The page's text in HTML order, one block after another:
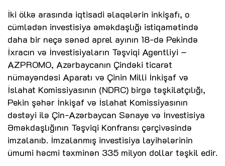
İki ölkə arasında iqtisadi əlaqələrin inkişafı, o
cümlədən investisiya əməkdaşlığı istiqamətində
daha bir neçə sənəd aprel ayının 18-də Pekində
İxracın və İnvestisiyaların Təşviqi Agentliyi –
AZPROMO, Azərbaycanın Çindəki ticarət
nümayəndəsi Aparatı və Çinin Milli İnkişaf və
İslahat Komissiyasının (NDRC) birgə təşkilatçılığı,
Pekin şəhər İnkişaf və İslahat Komissiyasının
dəstəyi ilə Çin-Azərbaycan Sənaye və İnvestisiya
Əməkdaşlığının Təşviqi Konfransı çərçivəsində
imzalanıb. İmzalanmış investisiya layihələrinin
ümumi həcmi təxminən 335 milyon dollar təşkil edir.